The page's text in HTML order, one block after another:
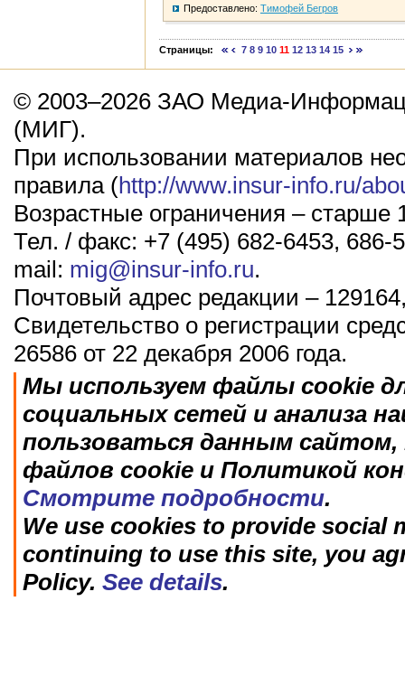
Предоставлено: Тимофей Бегров
Страницы: 7 8 9 10 11 12 13 14 15
© 2003–2026 ЗАО Медиа-
(МИГ).
При использовании материалов
правила (http://www.insur-info.ru/
Возрастные ограничения – старше
Тел. / факс: +7 (495) 682-6453, 686-
mail: mig@insur-info.ru.
Почтовый адрес редакции –
Свидетельство о регистрации
26586 от 22 декабря 2006 года.
Мы используем файлы cookie
социальных сетей и анализа
пользоваться данным
файлов cookie и Политикой
Смотрите подробности.
We use cookies to provide social
continuing to use this site, you
Policy. See details.